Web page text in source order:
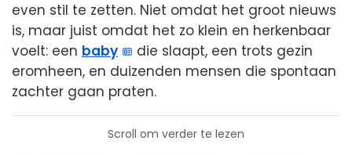
even stil te zetten. Niet omdat het groot nieuws
is, maar juist omdat het zo klein en herkenbaar
voelt: een baby
die slaapt, een trots gezin
eromheen, en duizenden mensen die spontaan
zachter gaan praten.
Scroll om verder te lezen